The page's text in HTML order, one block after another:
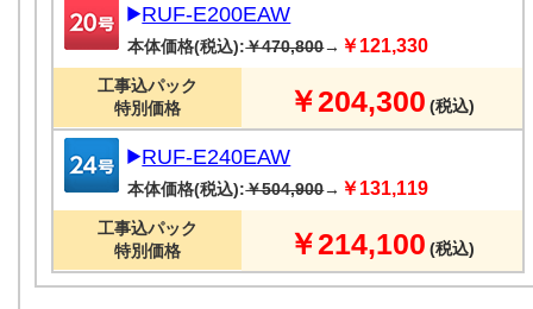
RUF-E200EAW
本体価格(税込):￥470,800→ ￥121,330
工事込パック
特別価格
￥204,300 (税込)
RUF-E240EAW
本体価格(税込):￥504,900→ ￥131,119
工事込パック
特別価格
￥214,100 (税込)